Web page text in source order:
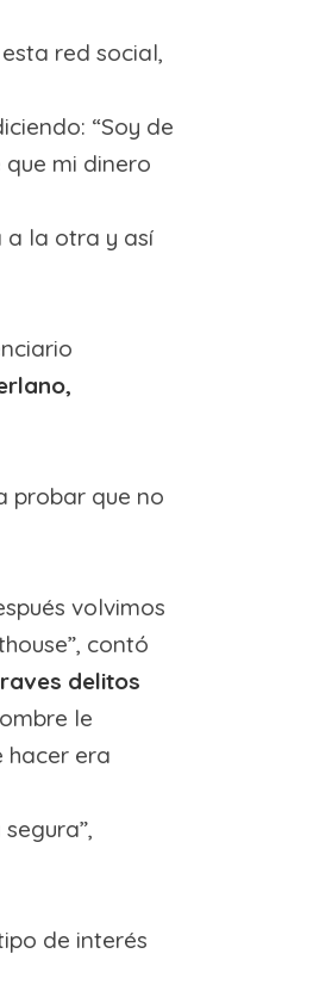
red social,
“Soy de
mi dinero
a la otra y así
probar que no
volvimos
contó
delitos
le
hacer era
de interés